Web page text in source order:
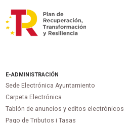
E-ADMINISTRACIÓN
Sede Electrónica Ayuntamiento
Carpeta Electrónica
Tablón de anuncios y editos electrónicos
Pago de Tributos i Tasas